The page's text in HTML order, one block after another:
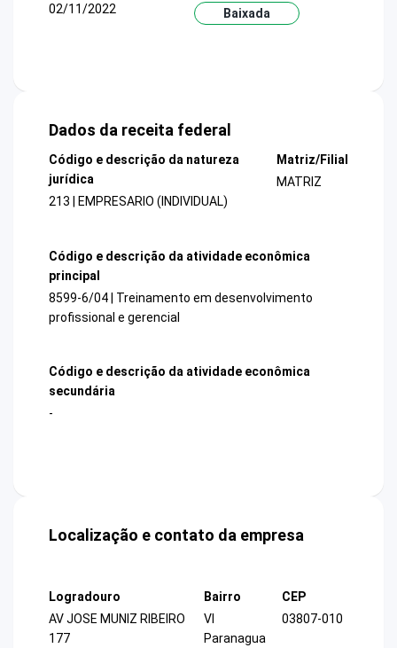
02/11/2022
Baixada
Dados da receita federal
Código e descrição da natureza
jurídica
213 | EMPRESARIO (INDIVIDUAL)
Matriz/Filial
MATRIZ
Código e descrição da atividade econômica
principal
8599-6/04 | Treinamento em desenvolvimento
profissional e gerencial
Código e descrição da atividade econômica
secundária
-
Localização e contato da empresa
Logradouro
AV JOSE MUNIZ RIBEIRO
177
Bairro
Vl
Paranagua
CEP
03807-010